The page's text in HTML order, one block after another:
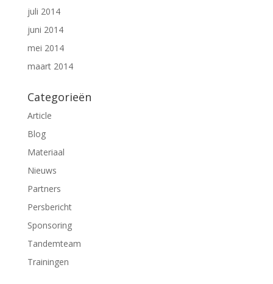
juli 2014
juni 2014
mei 2014
maart 2014
Categorieën
Article
Blog
Materiaal
Nieuws
Partners
Persbericht
Sponsoring
Tandemteam
Trainingen